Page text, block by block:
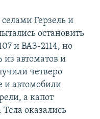
Герзель и
остановить
и ВАЗ-2114, но
автоматов и
четверо
и автомобили
а капот
оказались